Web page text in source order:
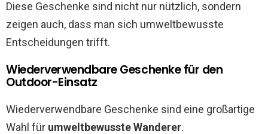
Diese Geschenke sind nicht nur nützlich, sondern
zeigen auch, dass man sich umweltbewusste
Entscheidungen trifft.
Wiederverwendbare Geschenke für den
Outdoor-Einsatz
Wiederverwendbare Geschenke sind eine großartige
Wahl für umweltbewusste Wanderer.